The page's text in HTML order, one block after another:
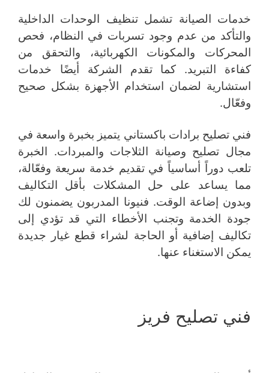
خدمات الصيانة تشمل تنظيف الوحدات الداخلية
والتأكد من عدم وجود تسربات في النظام، فحص
المحركات والمكونات الكهربائية، والتحقق من
كفاءة التبريد. كما تقدم الشركة أيضًا خدمات
استشارية لضمان استخدام الأجهزة بشكل صحيح
وفعّال.
فني تصليح برادات باكستاني يتميز بخبرة واسعة في
مجال تصليح وصيانة الثلاجات والمبردات. الخبرة
تلعب دوراً أساسياً في تقديم خدمة سريعة وفعّالة،
مما يساعد على حل المشكلات بأقل التكاليف
وبدون إضاعة الوقت. فنيونا المدربون يضمنون لك
جودة الخدمة وتجنب الأخطاء التي قد تؤدي إلى
تكاليف إضافية أو الحاجة لشراء قطع غيار جديدة
يمكن الاستغناء عنها.
فني تصليح فريز